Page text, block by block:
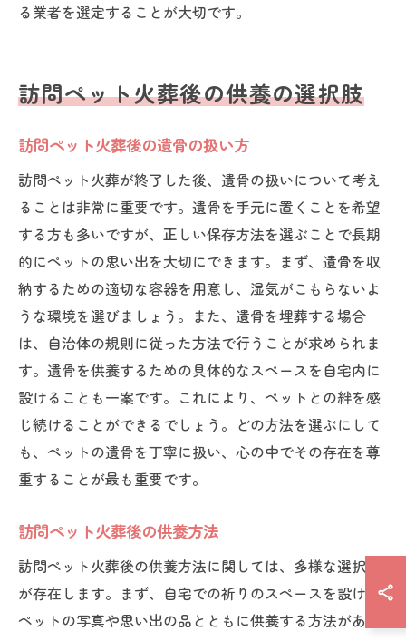
る業者を選定することが大切です。
訪問ペット火葬後の供養の選択肢
訪問ペット火葬後の遺骨の扱い方
訪問ペット火葬が終了した後、遺骨の扱いについて考え
ることは非常に重要です。遺骨を手元に置くことを希望
する方も多いですが、正しい保存方法を選ぶことで長期
的にペットの思い出を大切にできます。まず、遺骨を収
納するための適切な容器を用意し、湿気がこもらないよ
うな環境を選びましょう。また、遺骨を埋葬する場合
は、自治体の規則に従った方法で行うことが求められま
す。遺骨を供養するための具体的なスペースを自宅内に
設けることも一案です。これにより、ペットとの絆を感
じ続けることができるでしょう。どの方法を選ぶにして
も、ペットの遺骨を丁寧に扱い、心の中でその存在を尊
重することが最も重要です。
訪問ペット火葬後の供養方法
訪問ペット火葬後の供養方法に関しては、多様な選択肢
が存在します。まず、自宅での祈りのスペースを設け、
ペットの写真や思い出の品とともに供養する方法があり